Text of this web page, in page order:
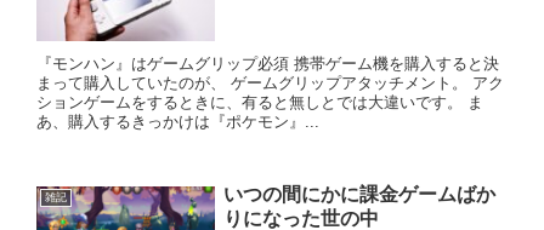
『モンハン』はゲームグリップ必須 携帯ゲーム機を購入すると決
まって購入していたのが、 ゲームグリップアタッチメント。 アク
ションゲームをするときに、有ると無しとでは大違いです。 ま
あ、購入するきっかけは『ポケモン』...
雑記
いつの間にかに課金ゲームばか
りになった世の中